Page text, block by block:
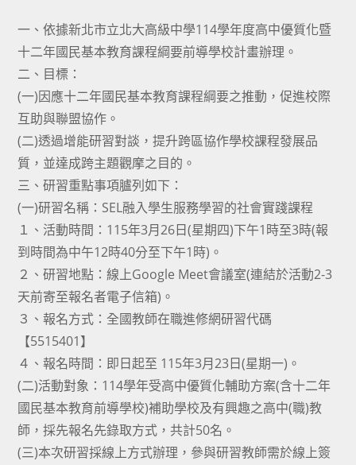
一、依據新北市立北大高級中學114學年度高中優質化暨
十二年國民基本教育課程綱要前導學校計畫辦理。
二、目標：
(一)因應十二年國民基本教育課程綱要之推動，促進校際
互助與聯盟協作。
(二)透過增能研習對談，提升跨區協作學校課程發展品
質，並達成跨主題觀摩之目的。
三、研習重點事項臚列如下：
(一)研習名稱：SEL融入學生服務學習的社會實踐課程
１、活動時間：115年3月26日(星期四)下午1時至3時(報
到時間為中午12時40分至下午1時)。
２、研習地點：線上Google Meet會議室(連結於活動2-3
天前寄至報名者電子信箱)。
３、報名方式：全國教師在職進修網研習代碼
【5515401】
４、報名時間：即日起至 115年3月23日(星期一)。
(二)活動對象：114學年受高中優質化輔助方案(含十二年
國民基本教育前導學校)補助學校及有興趣之高中(職)教
師，採先報名先錄取方式，共計50名。
(三)本次研習採線上方式辦理，參與研習教師需於線上簽